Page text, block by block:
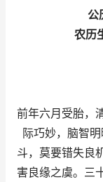
公
农历
前年六月受胎，
际巧妙，脑智
斗，莫要错失良
害良缘之虞。三